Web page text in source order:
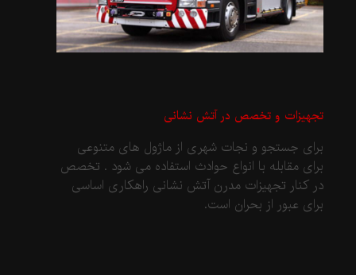
تجهیزات و تخصص در آتش نشانی
برای جستجو و نجات شهری از ماژول های متنوعی
برای مقابله با انواع حوادث استفاده می شود . تخصص
در کنار تجهیزات مدرن آتش نشانی راهکاری اساسی
برای عبور از بحران است.